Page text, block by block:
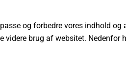
og forbedre vores indhold og
videre brug af websitet. Nedenfor